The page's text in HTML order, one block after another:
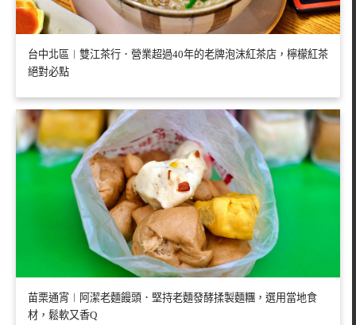
台中北區︱雙江茶行．營業超過40年的老牌泡沫紅茶店，檸檬紅茶
絕對必點
苗栗通宵︱阿潔老麵饅頭．堅持老麵發酵揉製麵糰，選用當地食
材，鬆軟又香Q